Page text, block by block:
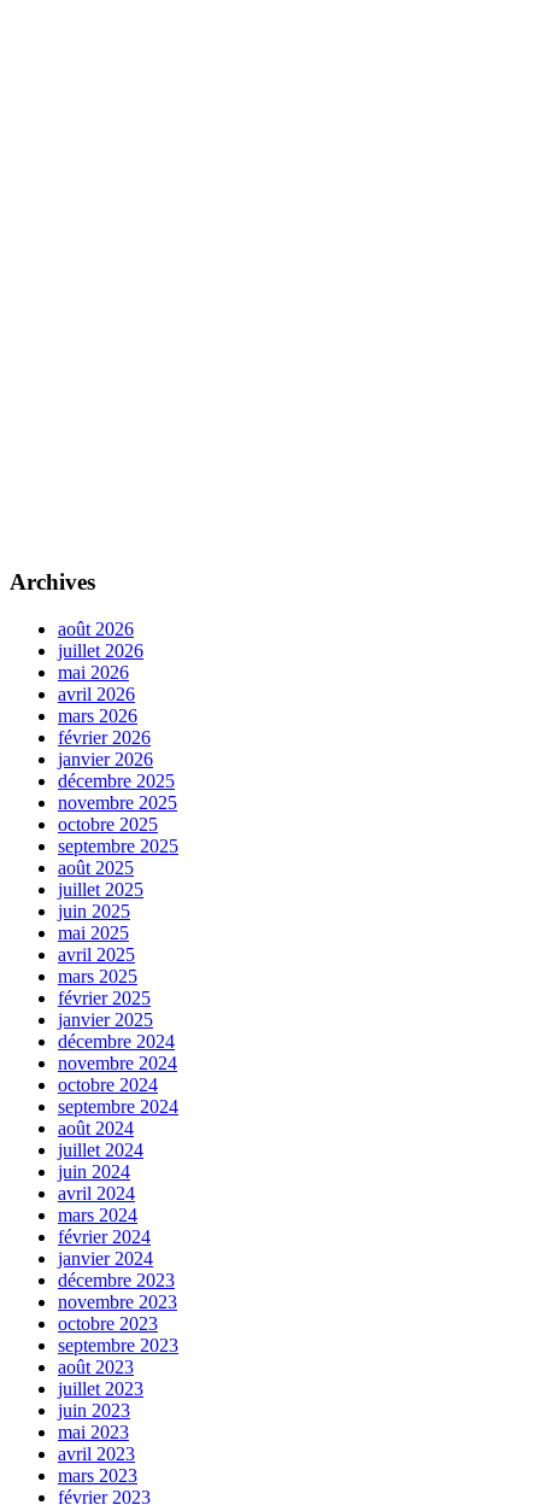
Archives
août 2026
juillet 2026
mai 2026
avril 2026
mars 2026
février 2026
janvier 2026
décembre 2025
novembre 2025
octobre 2025
septembre 2025
août 2025
juillet 2025
juin 2025
mai 2025
avril 2025
mars 2025
février 2025
janvier 2025
décembre 2024
novembre 2024
octobre 2024
septembre 2024
août 2024
juillet 2024
juin 2024
avril 2024
mars 2024
février 2024
janvier 2024
décembre 2023
novembre 2023
octobre 2023
septembre 2023
août 2023
juillet 2023
juin 2023
mai 2023
avril 2023
mars 2023
février 2023